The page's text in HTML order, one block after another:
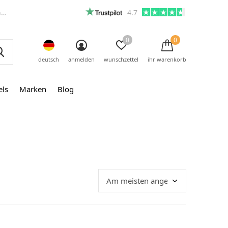
Marken Blog
deutsch anmelden wunschzettel
0
ihr warenkorb
0
4.7